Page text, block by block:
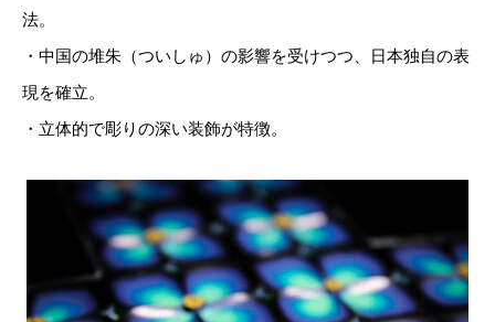
法。
・中国の堆朱（ついしゅ）の影響を受けつつ、日本独自の表
現を確立。
・立体的で彫りの深い装飾が特徴。